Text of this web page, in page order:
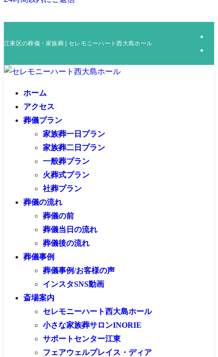
江東区の葬儀・家族葬 | セレモニーハート西大島ホール
ホーム
アクセス
葬儀プラン
家族葬一日プラン
家族葬二日プラン
一般葬プラン
火葬式プラン
社葬プラン
葬儀の流れ
葬儀の前
葬儀当日の流れ
葬儀後の流れ
葬儀事例
葬儀事例/お客様の声
インスタSNS動画
斎場案内
セレモニーハート西大島ホール
小さな家族葬サロンINORIE
サポートセンター江東
フェアウェルプレイス・ディア